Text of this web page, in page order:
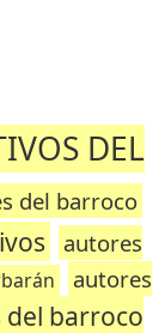
DEL
del barroco
autores
autores
barroco